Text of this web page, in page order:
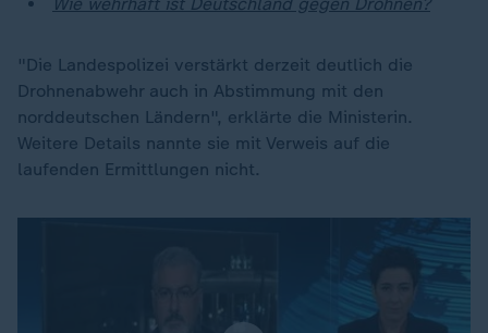
"Die Landespolizei verstärkt derzeit deutlich die
Drohnenabwehr auch in Abstimmung mit den
norddeutschen Ländern", erklärte die Ministerin.
Weitere Details nannte sie mit Verweis auf die
laufenden Ermittlungen nicht.